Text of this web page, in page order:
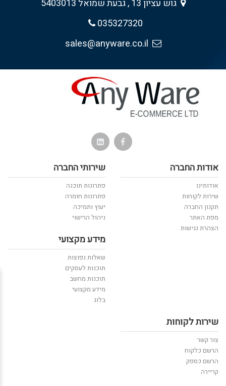
גוש עציון 13 , גבעת שמואל 5403013
035327320
אודות החברה
אודותינו
שירות לקוחות
תקנון החברה
מפת האתר
הצהרת נגישות
שירותי החברה
פתרונות תוכנה
פתרונות חומרה
יעוץ ותמיכה
ניהול הרישוי
מידע מקצועי
שאלות נפוצות
תוכנות לעסקים
תוכנות מחשב
מידע מקצועי
בלוג
שירות לקוחות
צור קשר
הרשם כלקוח
הרשם כספק
קריירה